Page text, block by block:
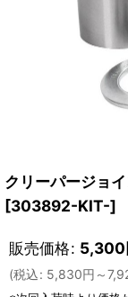
クリーパージョ
[303892-KIT-]
販売価格: 5,300
(税込: 5,830円 ～